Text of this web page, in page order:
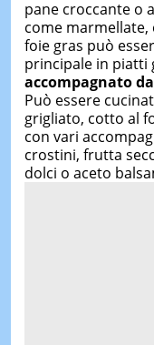
pane croccante o
come marmellate,
foie gras può
principale in piatti
accompagnato
Può essere
grigliato, cotto al
con vari
crostini, frutta
dolci o aceto